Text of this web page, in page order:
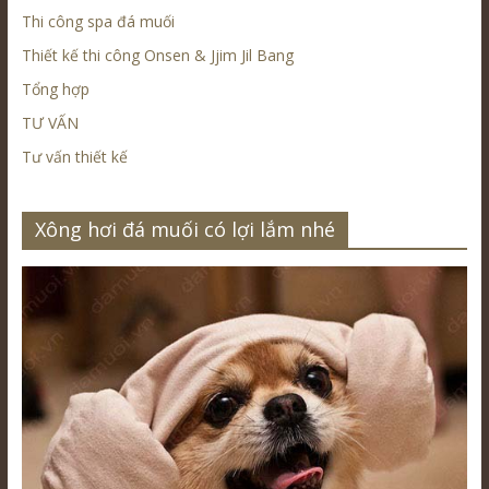
Thi công spa đá muối
Thiết kế thi công Onsen & Jjim Jil Bang
Tổng hợp
TƯ VẤN
Tư vấn thiết kế
Xông hơi đá muối có lợi lắm nhé